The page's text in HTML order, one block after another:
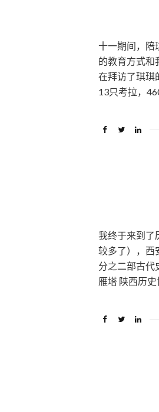
十一期间，陪
的教育方式和
在拜访了琪琪
13只考拉，
我终于来到了
较多了），西
分之二部古代
雁塔 陕西历